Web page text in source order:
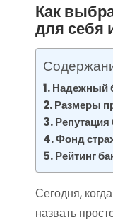
Как
для себя
Надежный
Размеры
Фонд
Рейтинг
Сегодня,
назвать